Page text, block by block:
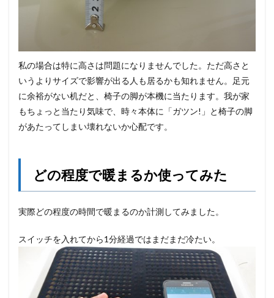
私の場合は特に高さは問題になりませんでした。ただ高さと
いうよりサイズで影響が出る人も居るかも知れません。足元
に余裕がない机だと、椅子の脚が本機に当たります。我が家
もちょっと当たり気味で、時々本体に「ガツン!」と椅子の脚
があたってしまい壊れないか心配です。
どの程度で暖まるか使ってみた
実際どの程度の時間で暖まるのか計測してみました。
スイッチを入れてから1分経過ではまだまだ冷たい。